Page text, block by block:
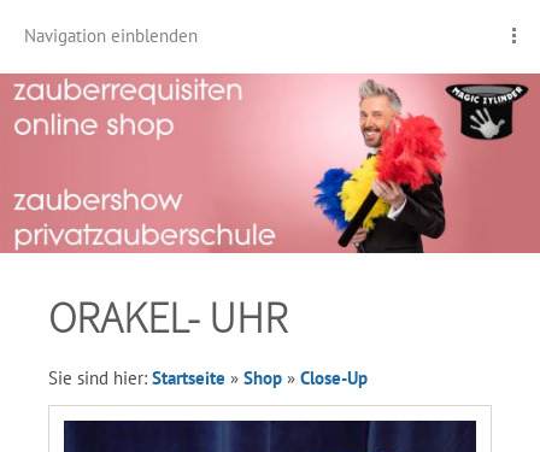
Navigation einblenden
ORAKEL- UHR
Sie sind hier: Startseite » Shop » Close-Up